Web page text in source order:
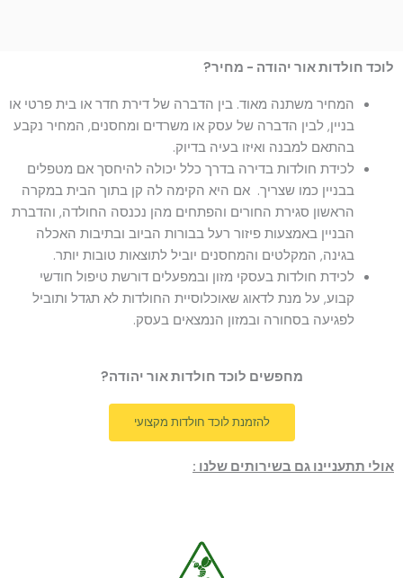
לוכד חולדות אור יהודה - מחיר?
המחיר משתנה מאוד. בין הדברה של דירת חדר או בית פרטי או
בניין, לבין הדברה של עסק או משרדים ומחסנים, המחיר נקבע
בהתאם למבנה ואיזו בעיה בדיוק.
לכידת חולדות בדירה בדרך כלל יכולה להיחסך אם מטפלים
בבניין כמו שצריך. אם היא הקימה לה קן בתוך הבית במקרה
הראשון סגירת החורים והפתחים מהן נכנסה החולדה, והדברת
הבניין באמצעות פיזור רעל בבורות הביוב ובתיבות האכלה
בגינה, המקלטים והמחסנים יוביל לתוצאות טובות יותר.
לכידת חולדות בעסקי מזון ובמפעלים דורשת טיפול חודשי
קבוע, על מנת לדאוג שאוכלוסיית החולדות לא תגדל ותוביל
לפגיעה בסחורה ובמזון הנמצאים בעסק.
מחפשים לוכד חולדות אור יהודה?
להזמנת לוכד חולדות מקצועי
אולי תתעניינו גם בשירותים שלנו :